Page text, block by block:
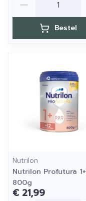
Bestel
Nutrilon
Nutrilon Profutura 1+
800g
€ 21,99